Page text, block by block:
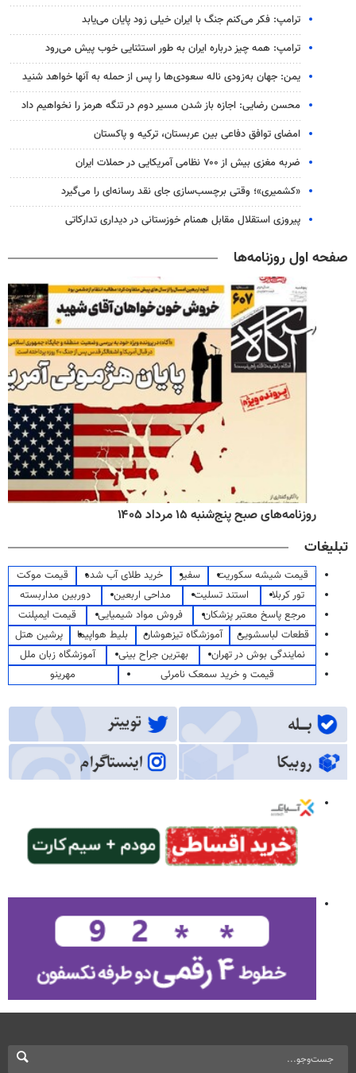
ترامپ: فکر می‌کنم جنگ با ایران خیلی زود پایان می‌یابد
ترامپ: همه چیز درباره ایران به طور استثنایی خوب پیش می‌رود
یمن: جهان به‌زودی ناله سعودی‌ها را پس از حمله به آنها خواهد شنید
محسن رضایی: اجازه باز شدن مسیر دوم در تنگه هرمز را نخواهیم داد
امضای توافق دفاعی بین عربستان، ترکیه و پاکستان
ضربه مغزی بیش از ۷۰۰ نظامی آمریکایی در حملات ایران
«کشمیری»؛ وقتی برچسب‌سازی جای نقد رسانه‌ای را می‌گیرد
پیروزی استقلال مقابل همنام خوزستانی در دیداری تدارکاتی
صفحه اول روزنامه‌ها
روزنامه‌های صبح پنج‌شنبه ۱۵ مرداد ۱۴۰۵
تبلیغات
قیمت شیشه سکوریت سفیر خرید طلای آب شده
قیمت موکت
تور کربلا
استند تسلیت مداحی اربعین
دوربین مداربسته
مرجع پاسخ معتبر پزشکان
فروش مواد شیمیایی
قیمت ایمپلنت
قطعات لباسشویی
آموزشگاه تیزهوشان بلیط هواپیما
پرشین هتل
نمایندگی بوش در تهران
بهترین جراح بینی
آموزشگاه زبان ملل
قیمت و خرید سمعک نامرئی
مهرینو